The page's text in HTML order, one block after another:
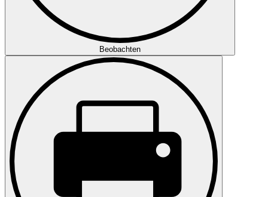
Beobachten